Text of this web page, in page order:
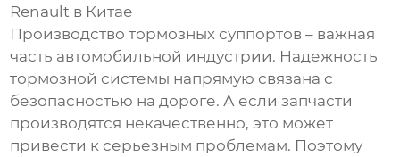
Renault в Китае
Производство тормозных суппортов – важная
часть автомобильной индустрии. Надежность
тормозной системы напрямую связана с
безопасностью на дороге. А если запчасти
производятся некачественно, это может
привести к серьезным проблемам. Поэтому